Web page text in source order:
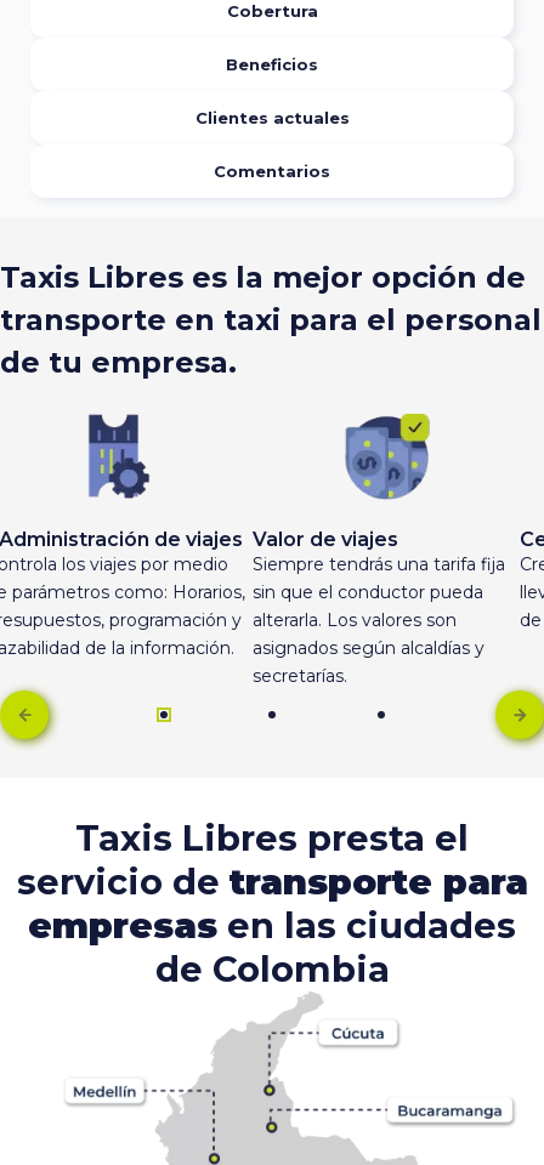
Cobertura
Beneficios
Clientes actuales
Comentarios
Taxis Libres es la mejor opción de
transporte en taxi para el personal
de tu empresa.
de viajes
los viajes por medio
parámetros como: Horarios,
programación y
de la información.
Valor de viajes
Siempre tendrás una tarifa fija
sin que el conductor pueda
alterarla. Los valores son
asignados según alcaldías y
secretarías.
Taxis Libres presta el
servicio de transporte para
empresas en las ciudades
de Colombia